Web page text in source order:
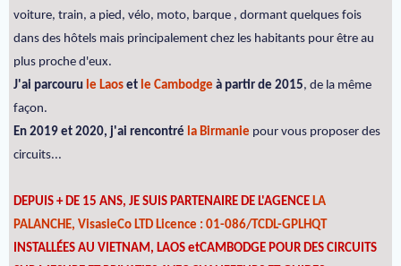
voiture, train, a pied, vélo, moto, barque , dormant quelques fois
dans des hôtels mais principalement chez les habitants pour être au
plus proche d'eux.
J'ai parcouru le Laos et le Cambodge à partir de 2015, de la même
façon.
En 2019 et 2020, j'ai rencontré la Birmanie pour vous proposer des
circuits...
DEPUIS + DE 15 ANS, JE SUIS PARTENAIRE DE L'AGENCE LA
PALANCHE, VisasieCo LTD Licence : 01-086/TCDL-GPLHQT
INSTALLÉES AU VIETNAM, LAOS etCAMBODGE POUR DES CIRCUITS